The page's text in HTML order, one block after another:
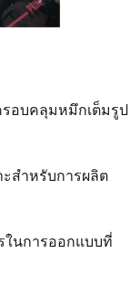
อบคลุมหมึกเต็มรูป
ะสำหรับการผลิต
ในการออกแบบที่